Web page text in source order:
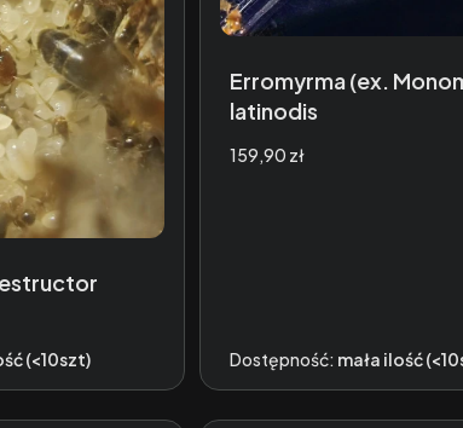
(<10szt)
Erromyrma (ex.
latinodis
Cena
159,90 zł
Dostępność: mała ilość